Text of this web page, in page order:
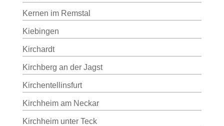
Kernen im Remstal
Kiebingen
Kirchardt
Kirchberg an der Jagst
Kirchentellinsfurt
Kirchheim am Neckar
Kirchheim unter Teck